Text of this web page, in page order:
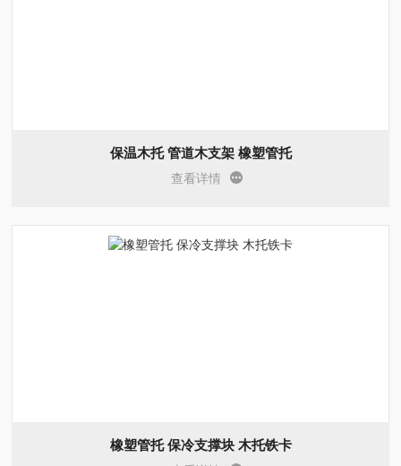
保温木托 管道木支架 橡塑管托
查看详情
橡塑管托 保冷支撑块 木托铁卡